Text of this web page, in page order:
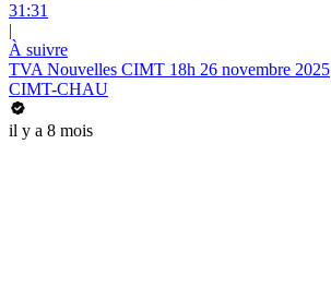
31:31
|
À suivre
TVA Nouvelles CIMT 18h 26 novembre 2025
CIMT-CHAU
il y a 8 mois